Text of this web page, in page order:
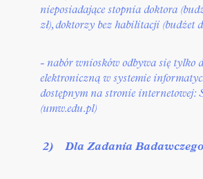
nieposiadające stopnia doktora
zł), doktorzy bez habilitacji (budżet
- nabór wniosków odbywa się tylko
elektroniczną w systemie
dostępnym na stronie internetowej:
(umw.edu.pl)
2) Dla Zadania